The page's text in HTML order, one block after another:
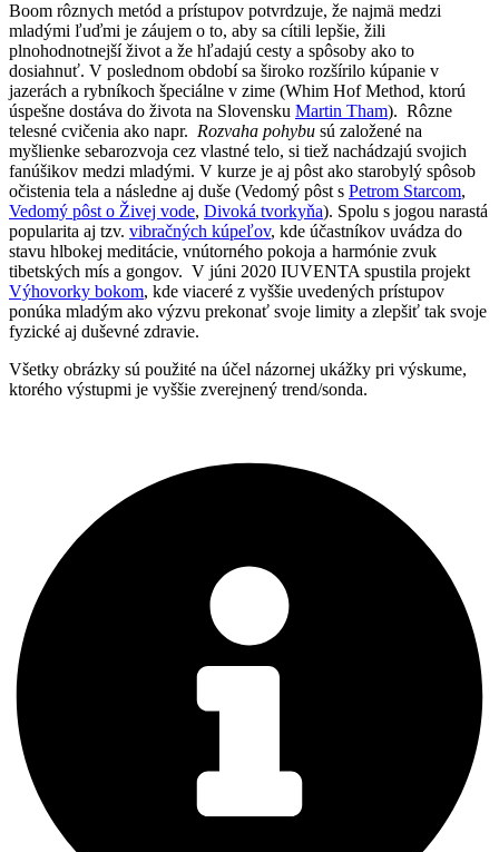
Boom rôznych metód a prístupov potvrdzuje, že najmä medzi
mladými ľuďmi je záujem o to, aby sa cítili lepšie, žili
plnohodnotnejší život a že hľadajú cesty a spôsoby ako to
dosiahnuť. V poslednom období sa široko rozšírilo kúpanie v
jazerách a rybníkoch špeciálne v zime (Whim Hof Method, ktorú
úspešne dostáva do života na Slovensku Martin Tham). Rôzne
telesné cvičenia ako napr. Rozvaha pohybu sú založené na
myšlienke sebarozvoja cez vlastné telo, si tiež nachádzajú svojich
fanúšikov medzi mladými. V kurze je aj pôst ako starobylý spôsob
očistenia tela a následne aj duše (Vedomý pôst s Petrom Starcom,
Vedomý pôst o Živej vode, Divoká tvorkyňa). Spolu s jogou narastá
popularita aj tzv. vibračných kúpeľov, kde účastníkov uvádza do
stavu hlbokej meditácie, vnútorného pokoja a harmónie zvuk
tibetských mís a gongov. V júni 2020 IUVENTA spustila projekt
Výhovorky bokom, kde viaceré z vyššie uvedených prístupov
ponúka mladým ako výzvu prekonať svoje limity a zlepšiť tak svoje
fyzické aj duševné zdravie.
Všetky obrázky sú použité na účel názornej ukážky pri výskume,
ktorého výstupmi je vyššie zverejnený trend/sonda.